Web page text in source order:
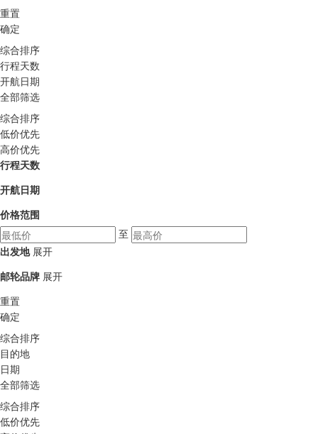
重置
确定
综合排序
行程天数
开航日期
全部筛选
综合排序
低价优先
高价优先
行程天数
开航日期
价格范围
至
出发地 展开
邮轮品牌 展开
重置
确定
综合排序
目的地
日期
全部筛选
综合排序
低价优先